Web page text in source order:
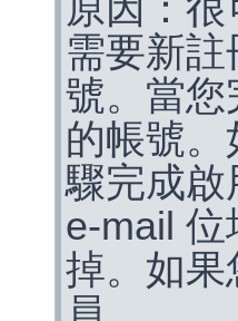
原因：
需要新
號。當您
的帳號
驟完成啟
e-mail
掉。如果